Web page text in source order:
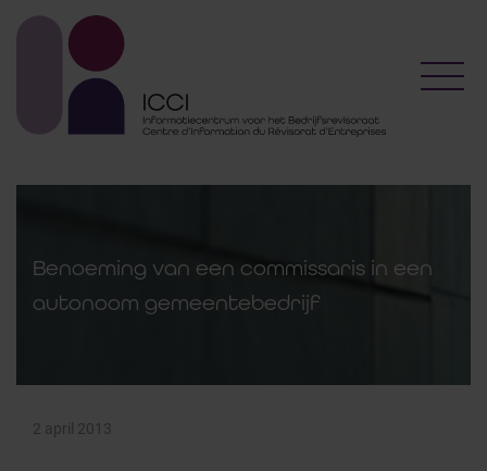
Benoeming van een commissaris in een
autonoom gemeentebedrijf
2 april 2013